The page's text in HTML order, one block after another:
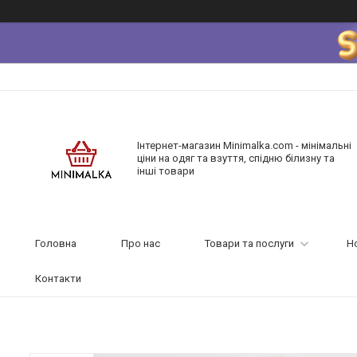
Інтернет-магазин Minimalka.com - мінімальні
ціни на одяг та взуття, спідню білизну та
інші товари
Головна Про нас Товари та послуги
Контакти